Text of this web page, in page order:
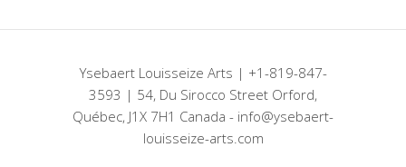
Ysebaert Louisseize Arts | +1-819-847-
3593 | 54, Du Sirocco Street Orford,
Québec, J1X 7H1 Canada - info@ysebaert-
louisseize-arts.com